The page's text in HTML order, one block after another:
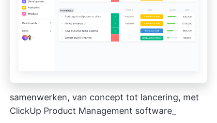
samenwerken, van concept tot lancering, met
ClickUp Product Management software_